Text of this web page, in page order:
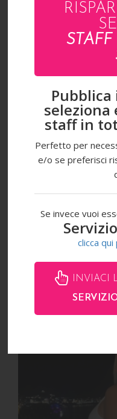
seleziona
staff in
Perfetto per
e/o se preferisci
Se invece vuoi
clicca
INVIACI